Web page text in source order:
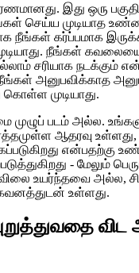
இது ஒரு
செய்ய முடியாத
கர்ப்பமாக இருக்க
நீங்கள்
சரியாக நடக்கும்
நீங்கள் அனுபவிக்காத
கொள்ள முடியாது.
முழுப் படம் அல்ல.
ஆதரவு உள்ளது,
என்பதற்கு
- மேலும்
உயர்ந்தவை அல்ல,
உள்ளது.
விட